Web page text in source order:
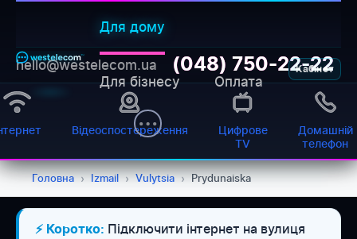
Для дому
Для бізнесу Оплата
Кабінет
hello@westelecom.ua (048) 750-22-22
Відеоспостереження
Цифрове
TV
Домашній
телефон
Головна › Izmail › Vulytsia › Prydunaiska
⚡ Коротко: Підключити інтернет на вулиця
WESTELECOM